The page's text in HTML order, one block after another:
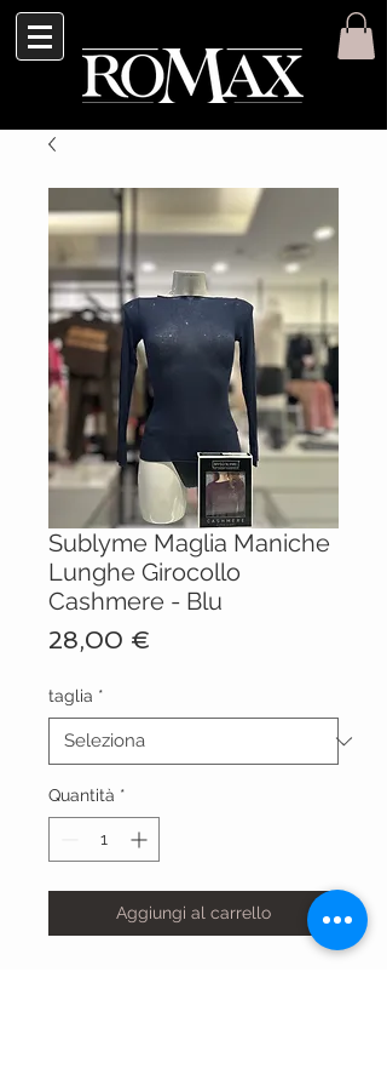
Sublyme Maglia Maniche
Lunghe Girocollo
Cashmere - Blu
28,00 €
taglia *
Quantità *
Aggiungi al carrello